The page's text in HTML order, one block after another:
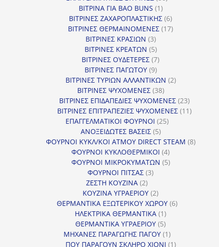
ΒΙΤΡΙΝΑ ΓΙΑ BAO BUNS 11
προϊόν
ΒΙΤΡΙΝΕΣ ΖΑΧΑΡΟΠΛΑΣΤΙΚΗΣ 66
προϊόντα
ΒΙΤΡΙΝΕΣ ΘΕΡΜΑΙΝΟΜΕΝΕΣ 1717
ΒΙΤΡΙΝΕΣ ΚΡΑΣΙΩΝ 33
προϊόντα
ΒΙΤΡΙΝΕΣ ΚΡΕΑΤΩΝ 55
προϊόντα
ΒΙΤΡΙΝΕΣ ΟΥΔΕΤΕΡΕΣ 77
ΒΙΤΡΙΝΕΣ ΠΑΓΩΤΟΥ 99
προϊόντα
ΒΙΤΡΙΝΕΣ ΤΥΡΙΩΝ ΑΛΛΑΝΤΙΚΩΝ 22
ΒΙΤΡΙΝΕΣ ΨΥΧΟΜΕΝΕΣ 3838
προϊόντα
ΒΙΤΡΙΝΕΣ ΕΠΙΔΑΠΕΔΙΕΣ ΨΥΧΟΜΕΝΕΣ 2323
προϊόντα
ΒΙΤΡΙΝΕΣ ΕΠΙΤΡΑΠΕΖΙΕΣ ΨΥΧΟΜΕΝΕΣ 1111
ΕΠΑΓΓΕΛΜΑΤΙΚΟΙ ΦΟΥΡΝΟΙ 2525
ΑΝΟΞΕΙΔΩΤΕΣ ΒΑΣΕΙΣ 55
προϊόντα
ΦΟΥΡΝΟΙ ΚΥΚΛ/ΚΟΙ ΑΤΜΟΥ DIRECT STEAM 88
ΦΟΥΡΝΟΙ ΚΥΚΛΟΘΕΡΜΙΚΟΙ 44
προϊόντα
ΦΟΥΡΝΟΙ ΜΙΚΡΟΚΥΜΑΤΩΝ 55
ΦΟΥΡΝΟΙ ΠΙΤΣΑΣ 33
ΖΕΣΤΗ ΚΟΥΖΙΝΑ 22
προϊόντα
ΚΟΥΖΙΝΑ ΥΓΡΑΕΡΙΟΥ 22
προϊόντα
ΘΕΡΜΑΝΤΙΚΑ ΕΞΩΤΕΡΙΚΟΥ ΧΩΡΟΥ 66
ΗΛΕΚΤΡΙΚΑ ΘΕΡΜΑΝΤΙΚΑ 11
προϊόν
ΘΕΡΜΑΝΤΙΚΑ ΥΓΡΑΕΡΙΟΥ 55
προϊόντα
ΜΗΧΑΝΕΣ ΠΑΡΑΓΩΓΗΣ ΠΑΓΟΥ 11
προϊόν
ΠΟΥ ΠΑΡΑΓΟΥΝ ΣΚΛΗΡΟ ΧΙΟΝΙ 11